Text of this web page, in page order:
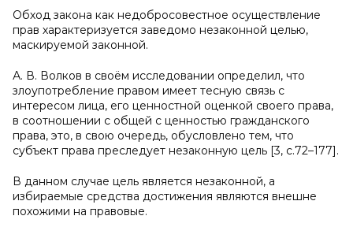
Обход закона как недобросовестное осуществление
прав характеризуется заведомо незаконной целью,
маскируемой законной.
А. В. Волков в своём исследовании определил, что
злоупотребление правом имеет тесную связь с
интересом лица, его ценностной оценкой своего права,
в соотношении с общей с ценностью гражданского
права, это, в свою очередь, обусловлено тем, что
субъект права преследует незаконную цель [3, с.72–177].
В данном случае цель является незаконной, а
избираемые средства достижения являются внешне
похожими на правовые.